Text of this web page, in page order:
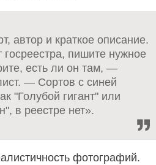
автор и краткое описание.
госреестра, пишите нужное
есть ли он там, —
— Сортов с синей
"Голубой гигант" или
в реестре нет».
фотографий.